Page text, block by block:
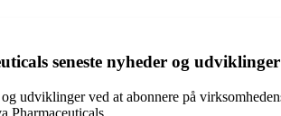
seneste nyheder og
udviklinger ved at abonnere på
Pharmaceuticals.